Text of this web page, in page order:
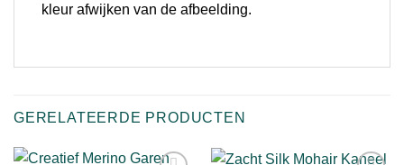
kleur afwijken van de afbeelding.
GERELATEERDE PRODUCTEN